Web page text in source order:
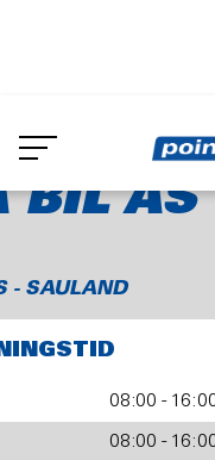
main
BIL AS
- SAULAND
08:00 -
08:00 -